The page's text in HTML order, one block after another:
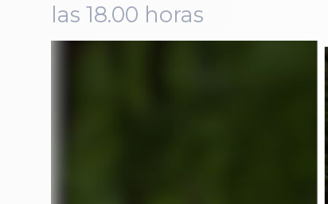
las 18.00 horas